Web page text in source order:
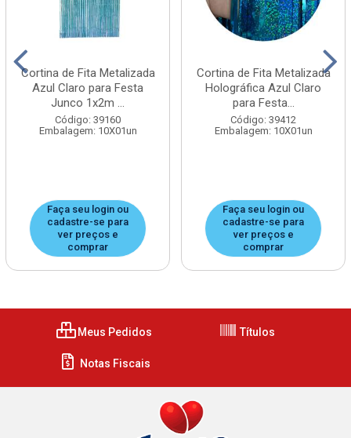
Cortina de Fita Metalizada
Azul Claro para Festa
Junco 1x2m ...
Código: 39160
Embalagem: 10X01un
Faça seu login ou
cadastre-se para
ver preços e
comprar
Cortina de Fita Metalizada
Holográfica Azul Claro
para Festa...
Código: 39412
Embalagem: 10X01un
Faça seu login ou
cadastre-se para
ver preços e
comprar
Meus Pedidos Títulos
Notas Fiscais